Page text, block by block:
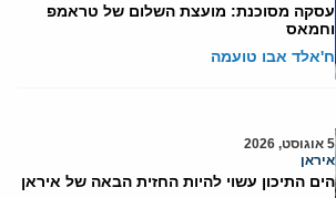
עסקה מסוכנת: מועצת השלום של טראמפ
וחמאס
ח'אלד אבו טועמה
5 אוגוסט, 2026
איראן
הים התיכון עשוי להיות החזית הבאה של איראן